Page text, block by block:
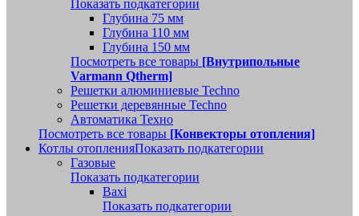
Показать подкатегории
Глубина 75 мм
Глубина 110 мм
Глубина 150 мм
Посмотреть все товары [Внутрипольные
Varmann Qtherm]
Решетки алюминиевые Techno
Решетки деревянные Techno
Автоматика Техно
Посмотреть все товары [Конвекторы отопления]
Котлы отопленияПоказать подкатегории
Газовые
Показать подкатегории
Baxi
Показать подкатегории